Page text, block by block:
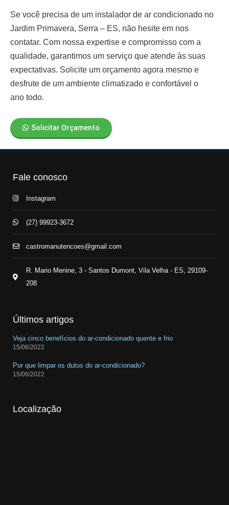
Se você precisa de um instalador de ar condicionado no
Jardim Primavera, Serra – ES, não hesite em nos
contatar. Com nossa expertise e compromisso com a
qualidade, garantimos um serviço que atende às suas
expectativas. Solicite um orçamento agora mesmo e
desfrute de um ambiente climatizado e confortável o
ano todo.
Solicitar Orçamento
Fale conosco
Instagram
(27) 99923-3672
castromanutencoes@gmail.com
R. Mario Menine, 3 - Santos Dumont, Vila Velha - ES, 29109-
208
Últimos artigos
Veja cinco benefícios do ar-condicionado quente e frio
15/06/2022
Por que limpar os dutos do ar-condicionado?
15/06/2022
Localização